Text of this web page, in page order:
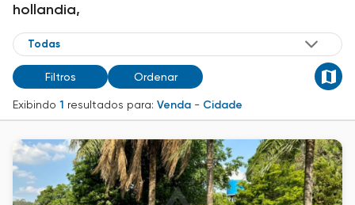
hollandia,
Filtros Ordenar
Exibindo 1 resultados para: Venda - Cidade